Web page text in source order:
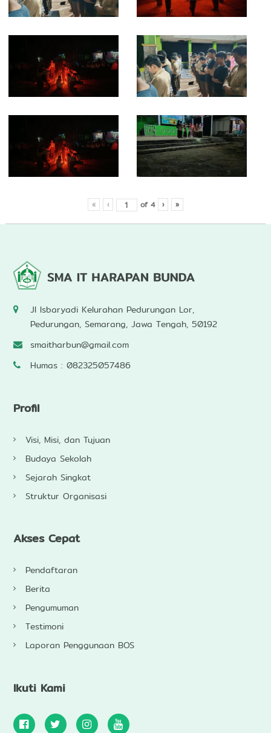
« ‹ of 4 › »
Jl Isbaryadi Kelurahan Pedurungan Lor,
Pedurungan, Semarang, Jawa Tengah, 50192
smaitharbun@gmail.com
Humas : 082325057486
Profil
Visi, Misi, dan Tujuan
Budaya Sekolah
Sejarah Singkat
Struktur Organisasi
Akses Cepat
Pendaftaran
Berita
Pengumuman
Testimoni
Laporan Penggunaan BOS
Ikuti Kami